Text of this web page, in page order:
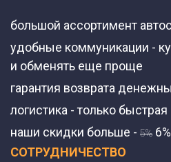
большой ассортимент
удобные коммуникации -
и обменять еще проще
гарантия возврата
логистика - только быстрая
наши скидки больше - 5% 6%
СОТРУДНИЧЕСТВО